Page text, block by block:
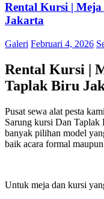
Rental Kursi |
Jakarta
Galeri Februari 4, 2026
Rental Kursi |
Taplak Biru
Pusat sewa alat pesta
Sarung kursi Dan Taplak
banyak pilihan model
baik acara formal
Untuk meja dan kursi